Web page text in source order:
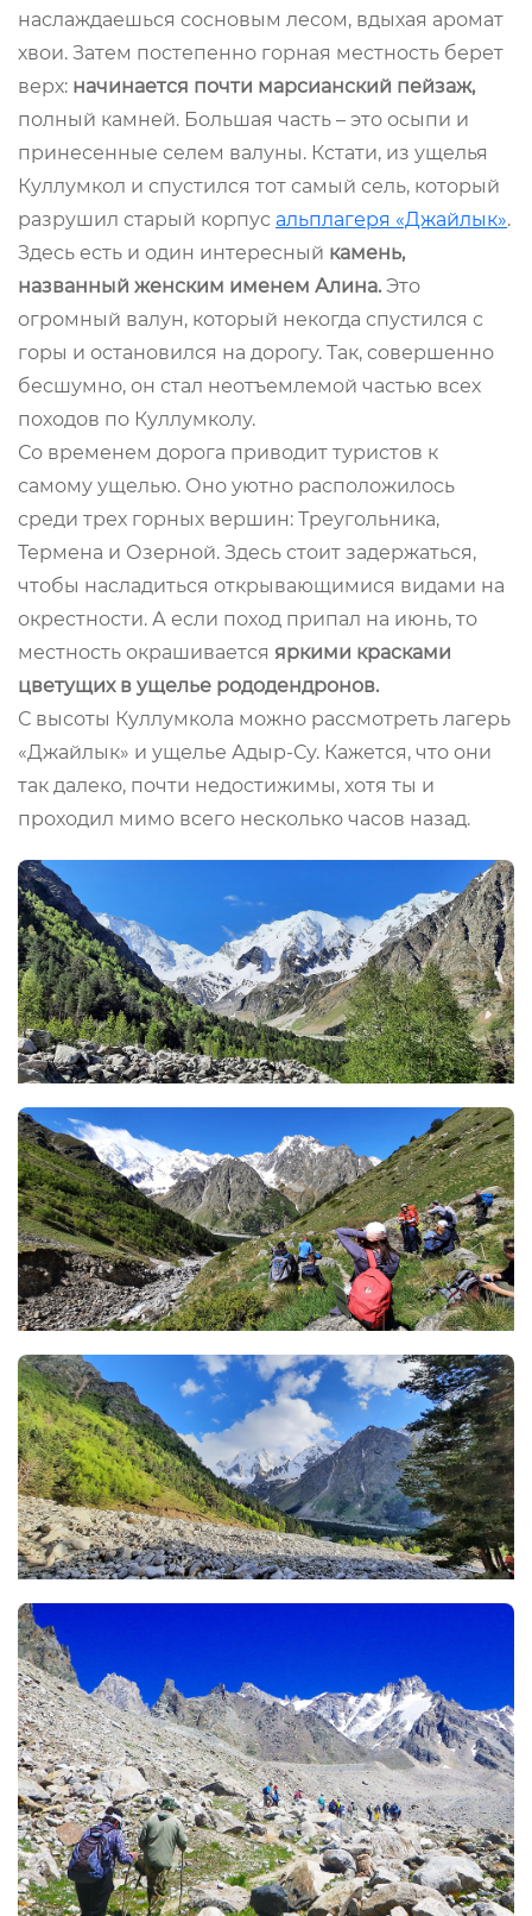
наслаждаешься сосновым лесом, вдыхая аромат
хвои. Затем постепенно горная местность берет
верх: начинается почти марсианский пейзаж,
полный камней. Большая часть – это осыпи и
принесенные селем валуны. Кстати, из ущелья
Куллумкол и спустился тот самый сель, который
разрушил старый корпус альплагеря «Джайлык».
Здесь есть и один интересный камень,
названный женским именем Алина. Это
огромный валун, который некогда спустился с
горы и остановился на дорогу. Так, совершенно
бесшумно, он стал неотъемлемой частью всех
походов по Куллумколу.
Со временем дорога приводит туристов к
самому ущелью. Оно уютно расположилось
среди трех горных вершин: Треугольника,
Термена и Озерной. Здесь стоит задержаться,
чтобы насладиться открывающимися видами на
окрестности. А если поход припал на июнь, то
местность окрашивается яркими красками
цветущих в ущелье рододендронов.
С высоты Куллумкола можно рассмотреть лагерь
«Джайлык» и ущелье Адыр-Су. Кажется, что они
так далеко, почти недостижимы, хотя ты и
проходил мимо всего несколько часов назад.